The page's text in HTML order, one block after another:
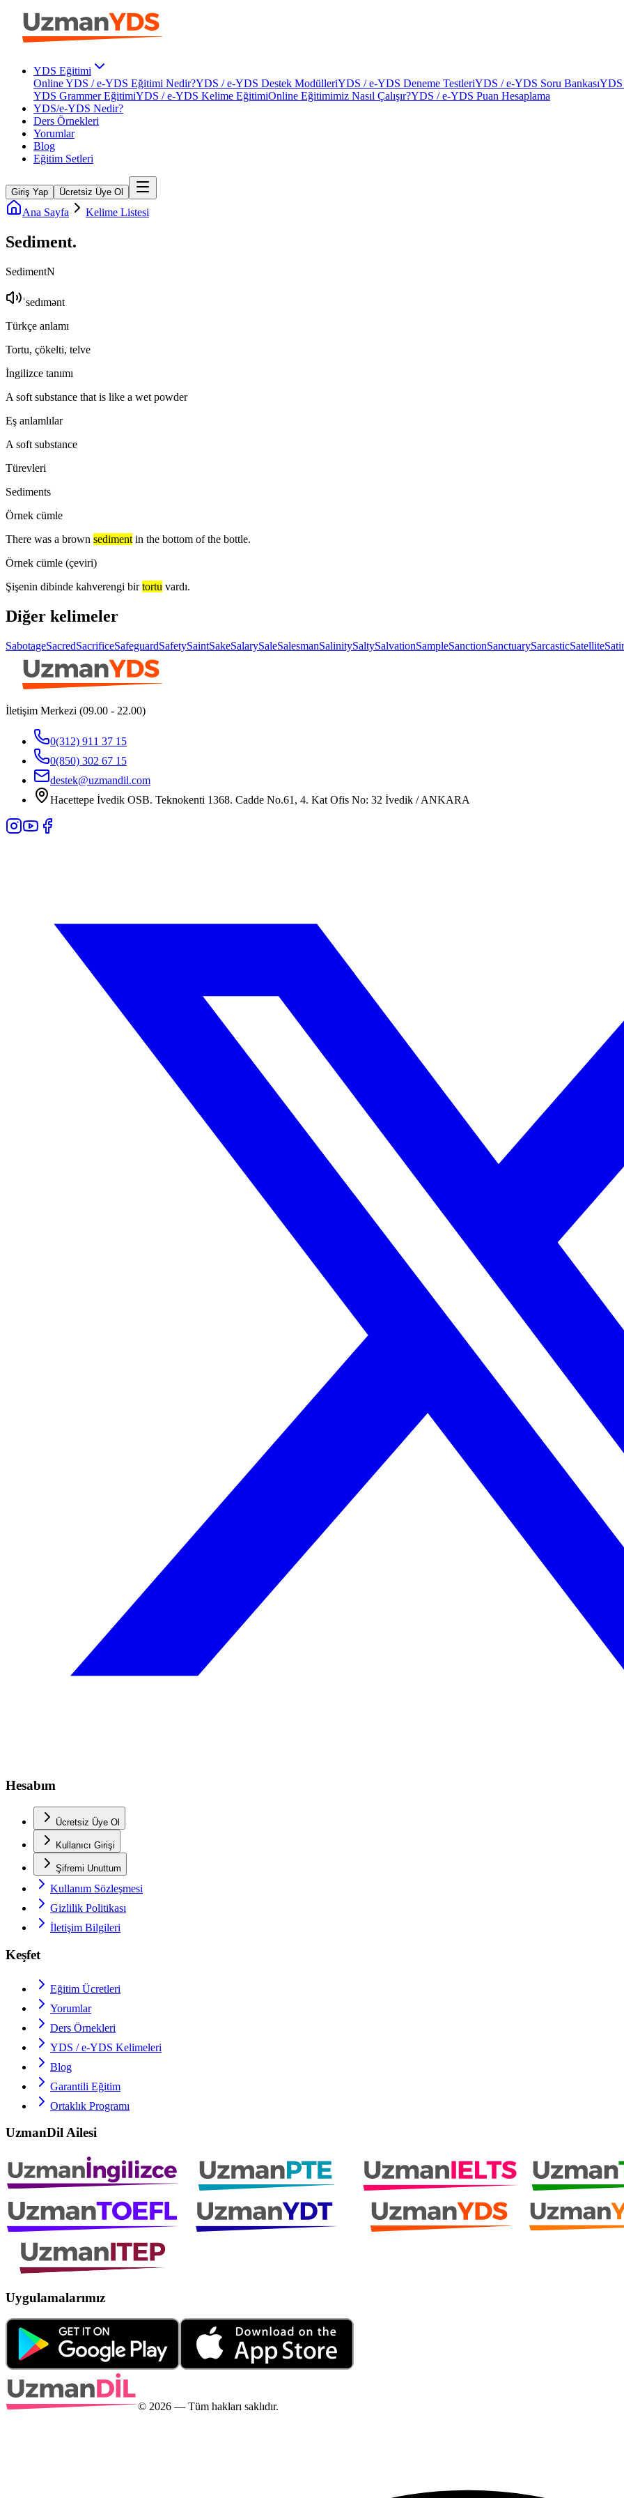
YDS Eğitimi
Online YDS / e-YDS Eğitimi Nedir?YDS / e-YDS Destek ModülleriYDS / e-YDS Deneme TestleriYDS / e-YDS Soru BankasıYDS
YDS Grammer EğitimiYDS / e-YDS Kelime EğitimiOnline Eğitimimiz Nasıl Çalışır?YDS / e-YDS Puan Hesaplama
YDS/e-YDS Nedir?
Ders Örnekleri
Yorumlar
Blog
Eğitim Setleri
Giriş Yap Ücretsiz Üye Ol
Ana Sayfa Kelime Listesi
Sediment.
SedimentN
ˈsedɪmənt
Türkçe anlamı
Tortu, çökelti, telve
İngilizce tanımı
A soft substance that is like a wet powder
Eş anlamlılar
A soft substance
Türevleri
Sediments
Örnek cümle
There was a brown sediment in the bottom of the bottle.
Örnek cümle (çeviri)
Şişenin dibinde kahverengi bir tortu vardı.
Diğer kelimeler
SabotageSacredSacrificeSafeguardSafetySaintSakeSalarySaleSalesmanSalinitySaltySalvationSampleSanctionSanctuarySarcasticSatellite
İletişim Merkezi (09.00 - 22.00)
0(312) 911 37 15
0(850) 302 67 15
destek@uzmandil.com
Hacettepe İvedik OSB. Teknokenti 1368. Cadde No.61, 4. Kat Ofis No: 32 İvedik / ANKARA
Hesabım
Ücretsiz Üye Ol
Kullanıcı Girişi
Şifremi Unuttum
Kullanım Sözleşmesi
Gizlilik Politikası
İletişim Bilgileri
Keşfet
Eğitim Ücretleri
Yorumlar
Ders Örnekleri
YDS / e-YDS Kelimeleri
Blog
Garantili Eğitim
Ortaklık Programı
UzmanDil Ailesi
Uygulamalarımız
© 2026 — Tüm hakları saklıdır.